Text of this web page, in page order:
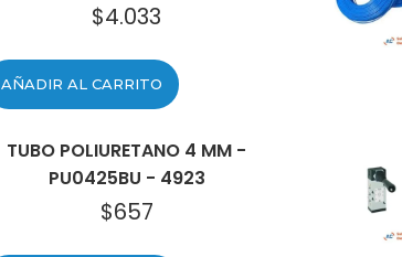
$4.033
AÑADIR AL CARRITO
TUBO POLIURETANO 4 MM -
PU0425BU - 4923
$657